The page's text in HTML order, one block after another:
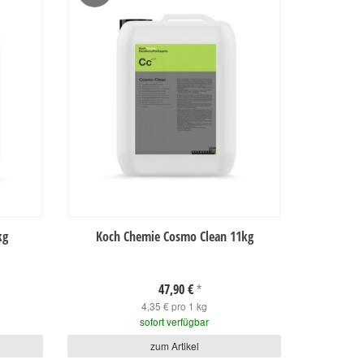
Koch Chemie Cosmo Clean 11kg
47,90 € *
4,35 € pro 1 kg
sofort verfügbar
zum Artikel